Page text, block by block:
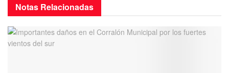
Notas Relacionadas